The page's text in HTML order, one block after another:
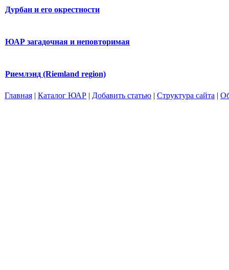
Дурбан и его окрестности
ЮАР загадочная и неповторимая
Риемлэнд (Riemland region)
Главная | Каталог ЮАР | Добавить статью | Структура сайта |